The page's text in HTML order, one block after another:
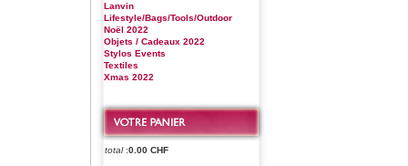
Lanvin
Lifestyle/Bags/Tools/Outdoor
Noël 2022
Objets / Cadeaux 2022
Stylos Events
Textiles
Xmas 2022
total:0.00 CHF